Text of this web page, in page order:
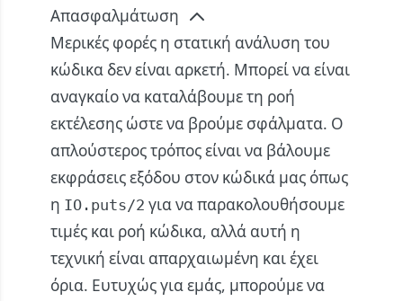
Απασφαλμάτωση
Μερικές φορές η στατική ανάλυση του
κώδικα δεν είναι αρκετή. Μπορεί να είναι
αναγκαίο να καταλάβουμε τη ροή
εκτέλεσης ώστε να βρούμε σφάλματα. Ο
απλούστερος τρόπος είναι να βάλουμε
εκφράσεις εξόδου στον κώδικά μας όπως
η IO.puts/2 για να παρακολουθήσουμε
τιμές και ροή κώδικα, αλλά αυτή η
τεχνική είναι απαρχαιωμένη και έχει
όρια. Ευτυχώς για εμάς, μπορούμε να